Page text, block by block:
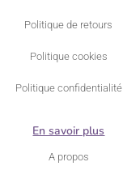
Politique de retours
Politique cookies
Politique confidentialité
En savoir plus
A propos